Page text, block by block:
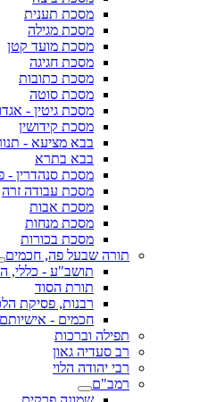
מסכת תענית
מסכת מגילה
מסכת מועד קטן
מסכת חגיגה
מסכת כתובות
מסכת סוטה
מסכת גיטין -
מסכת קידושין
בבא מציעא -
בבא בתרא
מסכת סנהדרין -
מסכת עבודה זרה
מסכת אבות
מסכת מנחות
מסכת בכורות
תורה שבעל פה, חכמים
תושב"ע - כללי,
תורת הסוד
רבנות, פסיקת
חכמים -
תפילה וברכות
רב סעדיה גאון
רבי יהודה הלוי
רמב"ם